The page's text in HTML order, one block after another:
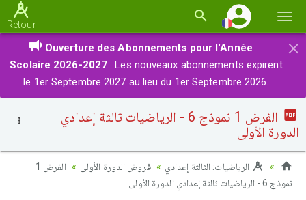
la
Retour
×
Ouverture des Abonnements pour l'Année
Scolaire 2026-2027 : Les nouveaux abonnements expirent
le 1er Septembre 2027 au lieu du 1er Septembre 2026.
الفرض 1 نموذج 6 - الرياضيات ثالثة إعدادي
الدورة الأولى
الرياضيات: الثالثة إعدادي فروض الدورة الأولى
الفرض 1
نموذج 6 - الرياضيات ثالثة إعدادي الدورة الأولى